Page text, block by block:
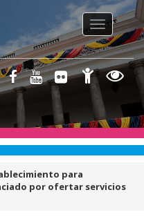
Toggle
para
por ofertar servicios